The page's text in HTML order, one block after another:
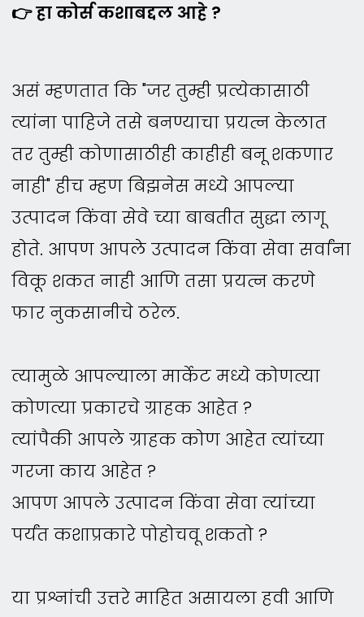
👉 हा कोर्स कशाबद्दल आहे ?
असं म्हणतात कि "जर तुम्ही प्रत्येकासाठी
त्यांना पाहिजे तसे बनण्याचा प्रयत्न केलात
तर तुम्ही कोणासाठीही काहीही बनू शकणार
नाही" हीच म्हण बिझनेस मध्ये आपल्या
उत्पादन किंवा सेवे च्या बाबतीत सुद्धा लागू
होते. आपण आपले उत्पादन किंवा सेवा सर्वांना
विकू शकत नाही आणि तसा प्रयत्न करणे
फार नुकसानीचे ठरेल.
त्यामुळे आपल्याला मार्केट मध्ये कोणत्या
कोणत्या प्रकारचे ग्राहक आहेत ?
त्यांपैकी आपले ग्राहक कोण आहेत त्यांच्या
गरजा काय आहेत ?
आपण आपले उत्पादन किंवा सेवा त्यांच्या
पर्यंत कशाप्रकारे पोहोचवू शकतो ?
या प्रश्नांची उत्तरे माहित असायला हवी आणि